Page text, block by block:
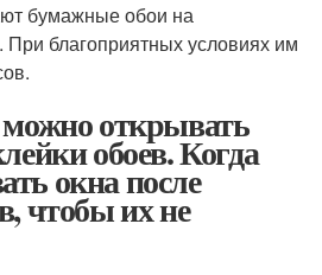
бумажные обои на
благоприятных условиях им
открывать
обоев. Когда
окна после
чтобы их не